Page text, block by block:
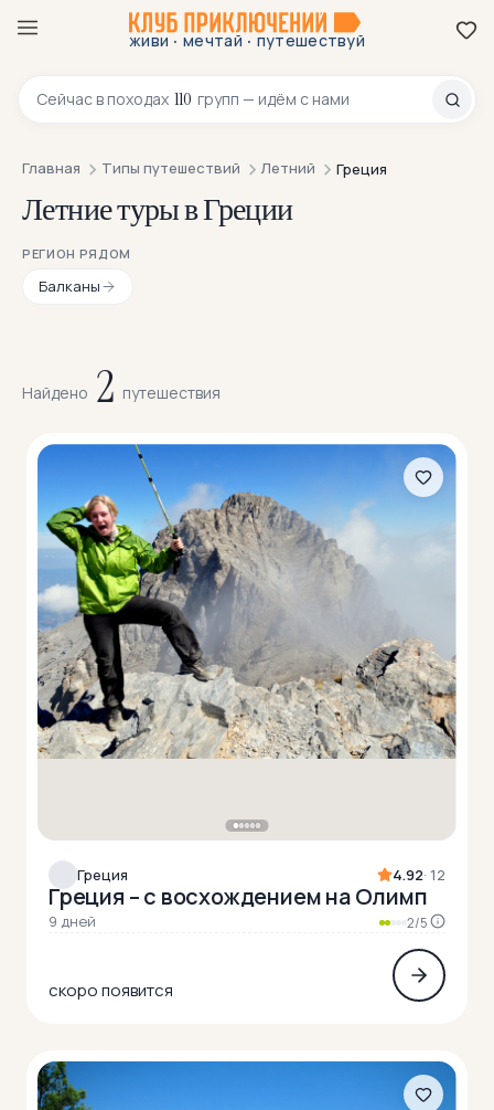
живи · мечтай · путешествуй
Сейчас в походах 110 групп — идём с нами
8 800 200-70-23
Главная Типы путешествий Летний Греция
Летние туры в Греции
РЕГИОН РЯДОМ
Балканы
Найдено 2 путешествия
Греция 4.92· 12
Греция – с восхождением на Олимп
9 дней 2/5
скоро появится